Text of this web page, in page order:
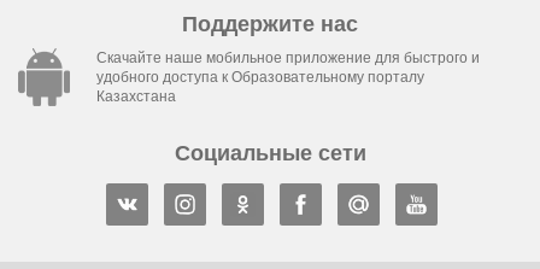
Поддержите нас
Скачайте наше мобильное приложение для быстрого и
удобного доступа к Образовательному порталу
Казахстана
Социальные сети